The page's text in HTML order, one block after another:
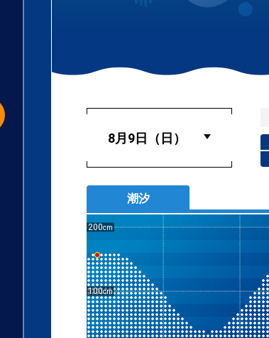
潮汐
200
100